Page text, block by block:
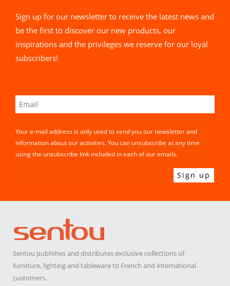
Sign up for our newsletter to receive the latest news and
be the first to discover our new products, our
inspirations and the privileges we reserve for our loyal
subscribers!
Your e-mail address is only used to send you our newsletter and
information about our activities. You can unsubscribe at any time
using the unsubscribe link included in each of our emails.
Sentou publishes and distributes exclusive collections of
furniture, lighting and tableware to French and international
customers.